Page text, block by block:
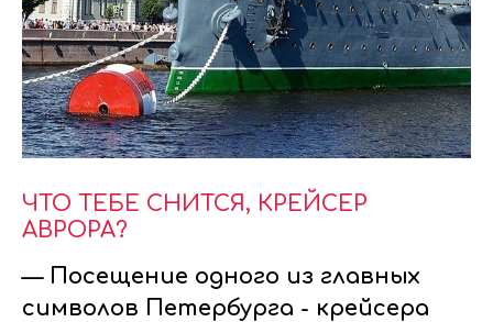
ЧТО ТЕБЕ СНИТСЯ, КРЕЙСЕР
АВРОРА?
— Посещение одного из главных
символов Петербурга - крейсера